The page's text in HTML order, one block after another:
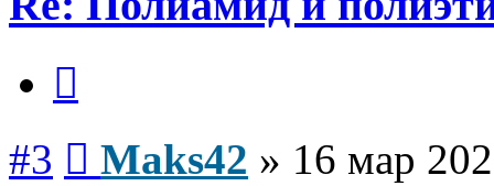
#3 Maks42 » 16 мар